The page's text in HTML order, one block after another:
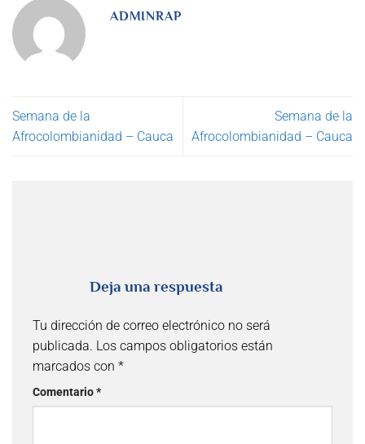
ADMINRAP
Semana de la
Afrocolombianidad – Cauca
Semana de la
Afrocolombianidad – Cauca
Deja una respuesta
Tu dirección de correo electrónico no será
publicada. Los campos obligatorios están
marcados con *
Comentario*